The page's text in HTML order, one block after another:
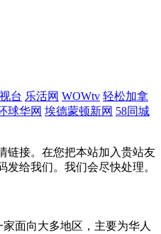
台 乐活网 WOWtv 轻松加拿
球华网 埃德蒙顿新网 58同城
链接。在您把本站加入贵站友
给我们。我们会尽快处理。
家面向大多地区，主要为华人